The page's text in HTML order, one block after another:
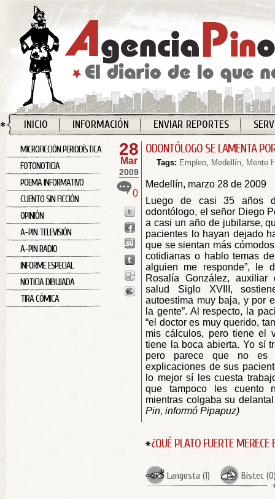
INICIO INFORMACIÓN ENVIAR REPORTES
MICROFICCIÓN PERIODÍSTICA
FOTONOTICIA
POEMA INFORMATIVO
CUENTO SIN FICCIÓN
OPINIÓN
A-PIN TELEVISIÓN
A-PIN RADIO
INFORME ESPECIAL
NOTICIA DIBUJADA
TIRA CÓMICA
28
Mar
2009
0
ODONTÓLOGO SE LAMENTA
Tags: Empleo, Medellín, Mente
Medellín, marzo 28 de 2009
Luego de casi 35 años
odontólogo, el señor Diego
a casi un año de jubilarse,
pacientes lo hayan dejado
que se sientan más
cotidianas o hablo temas
alguien me responde”, le
Rosalía González,
salud Siglo XVIII,
autoestima muy baja, y por
la gente”. Al respecto, la
“el doctor es muy querido,
mis cálculos, pero tiene el
tiene la boca abierta. Yo sí
pero parece que no es
explicaciones de sus
lo mejor sí les cuesta
que tampoco les cuento
mientras colgaba su
Pin, informó Pipapuz)
¿QUÉ PLATO FUERTE MERECE
Langosta (1) Bistec (0